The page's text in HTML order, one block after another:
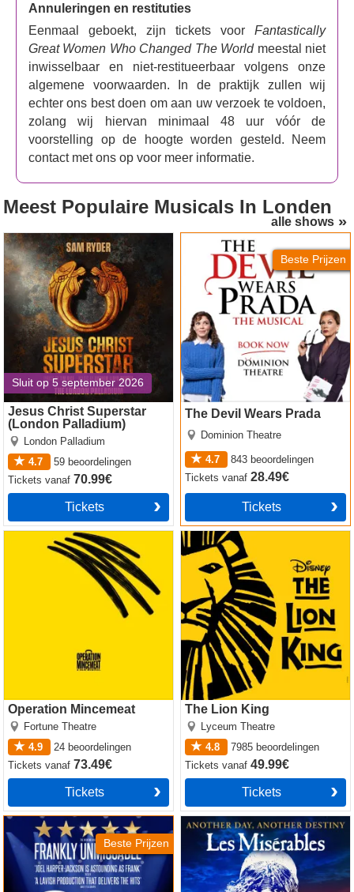
Annuleringen en restituties
Eenmaal geboekt, zijn tickets voor Fantastically
Great Women Who Changed The Worldmeestal niet
inwisselbaar en niet-restitueerbaar volgens onze
algemene voorwaarden. In de praktijk zullen wij
echter ons best doen om aan uw verzoek te voldoen,
zolang wij hiervan minimaal 48 uur vóór de
voorstelling op de hoogte worden gesteld. Neem
contact met ons op voor meer informatie.
alle shows
Meest Populaire Musicals In Londen
Sluit op 5 september 2026
Jesus Christ Superstar
(London Palladium)
London Palladium
4.7
59 beoordelingen
Ticketsvanaf 70.99€
Tickets
Jesus Christ Superstar
(London Palladium)
Beste Prijzen
The Devil Wears Prada
Dominion Theatre
4.7 843 beoordelingen
Ticketsvanaf28.49€
Tickets
The Devil Wears Prada
Operation Mincemeat
Fortune Theatre
4.9
24 beoordelingen
Ticketsvanaf 73.49€
Tickets
Operation Mincemeat
The Lion King
Lyceum Theatre
4.8
7985 beoordelingen
Ticketsvanaf49.99€
Tickets
The Lion King
Beste Prijzen
Sinatra the Musical Les Miserables